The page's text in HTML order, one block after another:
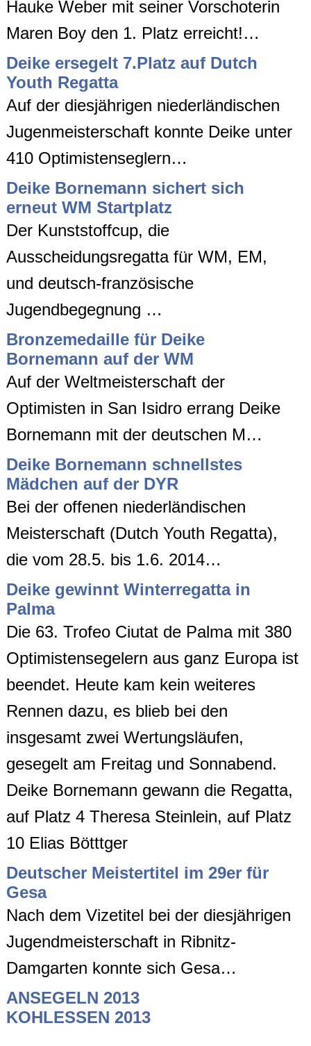
Hauke Weber mit seiner Vorschoterin
Maren Boy den 1. Platz erreicht!…
Deike ersegelt 7.Platz auf Dutch
Youth Regatta
Auf der diesjährigen niederländischen
Jugenmeisterschaft konnte Deike unter
410 Optimistenseglern…
Deike Bornemann sichert sich
erneut WM Startplatz
Der Kunststoffcup, die
Ausscheidungsregatta für WM, EM,
und deutsch-französische
Jugendbegegnung …
Bronzemedaille für Deike
Bornemann auf der WM
Auf der Weltmeisterschaft der
Optimisten in San Isidro errang Deike
Bornemann mit der deutschen M…
Deike Bornemann schnellstes
Mädchen auf der DYR
Bei der offenen niederländischen
Meisterschaft (Dutch Youth Regatta),
die vom 28.5. bis 1.6. 2014…
Deike gewinnt Winterregatta in
Palma
Die 63. Trofeo Ciutat de Palma mit 380
Optimistensegelern aus ganz Europa ist
beendet. Heute kam kein weiteres
Rennen dazu, es blieb bei den
insgesamt zwei Wertungsläufen,
gesegelt am Freitag und Sonnabend.
Deike Bornemann gewann die Regatta,
auf Platz 4 Theresa Steinlein, auf Platz
10 Elias Bötttger
Deutscher Meistertitel im 29er für
Gesa
Nach dem Vizetitel bei der diesjährigen
Jugendmeisterschaft in Ribnitz-
Damgarten konnte sich Gesa…
ANSEGELN 2013
KOHLESSEN 2013